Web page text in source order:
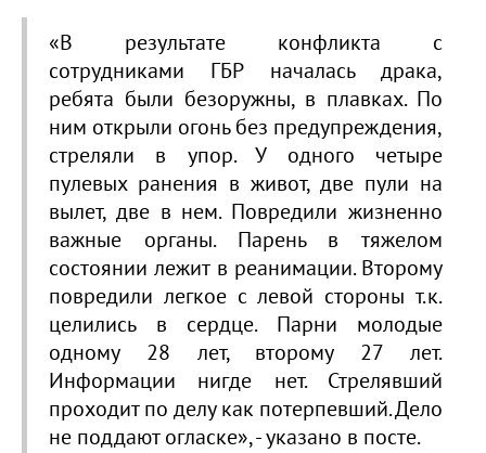
«В результате конфликта с
сотрудниками ГБР началась драка,
ребята были безоружны, в плавках. По
ним открыли огонь без предупреждения,
стреляли в упор. У одного четыре
пулевых ранения в живот, две пули на
вылет, две в нем. Повредили жизненно
важные органы. Парень в тяжелом
состоянии лежит в реанимации. Второму
повредили легкое с левой стороны т.к.
целились в сердце. Парни молодые
одному 28 лет, второму 27 лет.
Информации нигде нет. Стрелявший
проходит по делу как потерпевший. Дело
не поддают огласке», - указано в посте.